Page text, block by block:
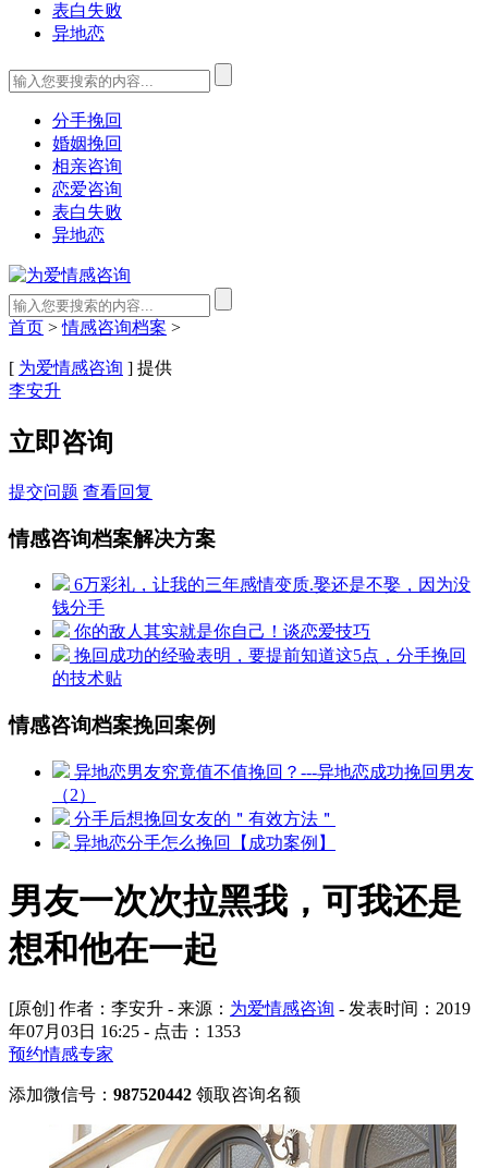
表白失败
异地恋
分手挽回
婚姻挽回
相亲咨询
恋爱咨询
表白失败
异地恋
首页 >情感咨询档案 >
[ 为爱情感咨询 ] 提供
李安升
立即咨询
提交问题 查看回复
情感咨询档案解决方案
6万彩礼，让我的三年感情变质.娶还是不娶，因为没
钱分手
你的敌人其实就是你自己！谈恋爱技巧
挽回成功的经验表明，要提前知道这5点，分手挽回
的技术贴
情感咨询档案挽回案例
异地恋男友究竟值不值挽回？---异地恋成功挽回男友
（2）
分手后想挽回女友的＂有效方法＂
异地恋分手怎么挽回【成功案例】
男友一次次拉黑我，可我还是
想和他在一起
[原创] 作者：李安升 - 来源： 为爱情感咨询 - 发表时间：2019
年07月03日 16:25 - 点击： 1353
预约情感专家
添加微信号： 987520442 领取咨询名额